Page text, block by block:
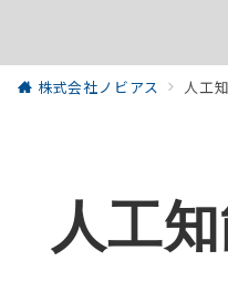
株式会社ノビアス 人工
人工